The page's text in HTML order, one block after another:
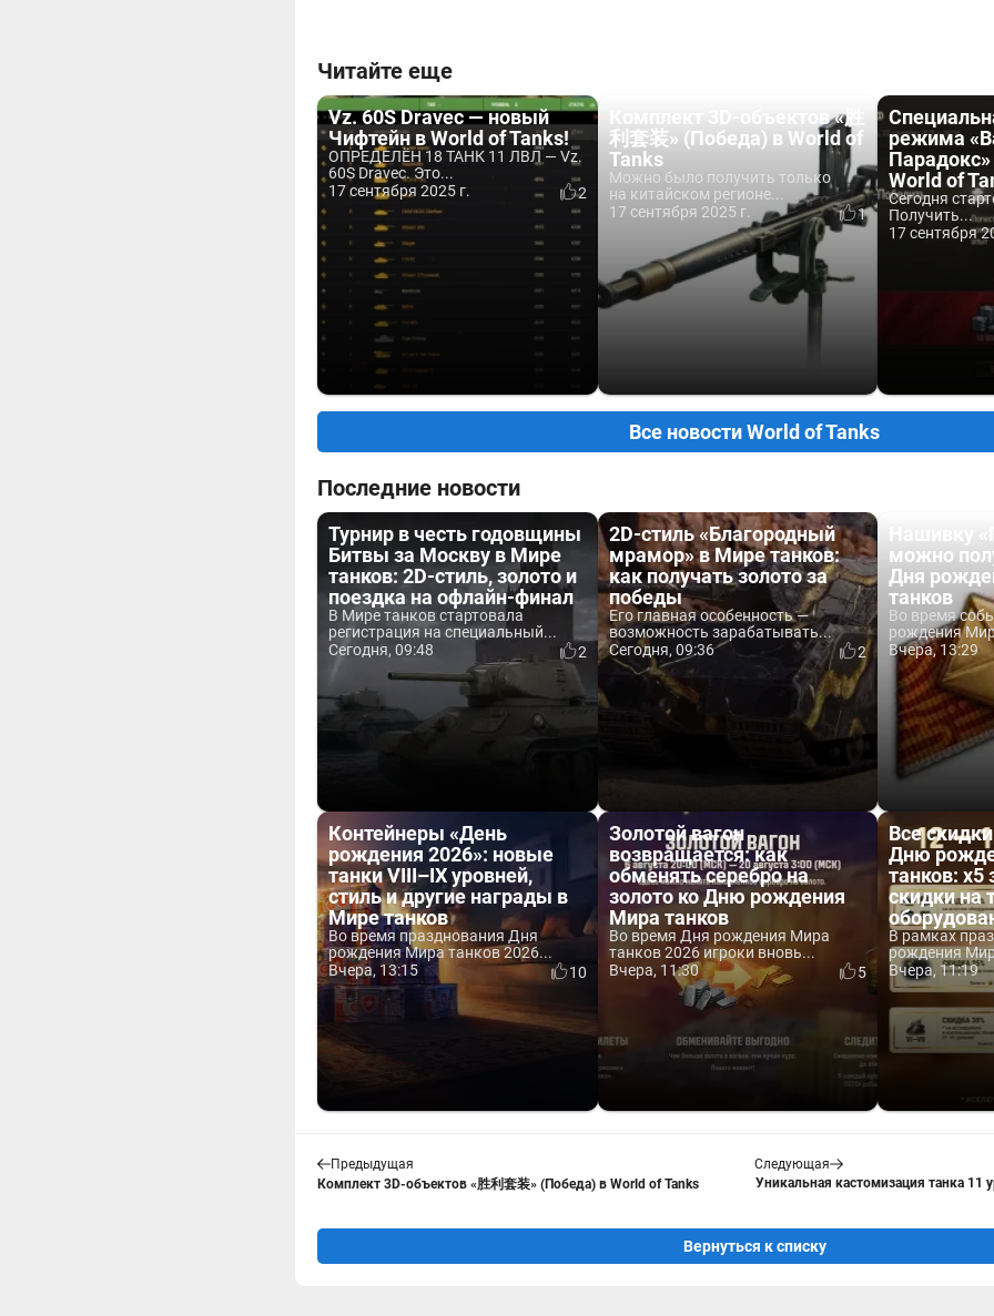
Читайте еще
Vz. 60S Dravec — новый
Чифтейн в World of Tanks!
ОПРЕДЕЛЁН 18 ТАНК 11 ЛВЛ — Vz.
60S Dravec. Это...
17 сентября 2025 г.
2
Комплект 3D-объектов «胜
利套装» (Победа) в World of
Tanks
Можно было получить только
на китайском регионе...
17 сентября 2025 г.
1
режима
World of
Сегодня
Получить...
17 сентября
Все новости World of Tanks
Последние новости
Турнир в честь годовщины
Битвы за Москву в Мире
танков: 2D-стиль, золото и
поездка на офлайн-финал
В Мире танков стартовала
регистрация на специальный...
Сегодня, 09:48
2
2D-стиль «Благородный
мрамор» в Мире танков:
как получать золото за
победы
Его главная особенность —
возможность зарабатывать...
Сегодня, 09:36
2
Нашивку
можно
Дня
танков
Во время
рождения
Вчера, 13:29
Контейнеры «День
рождения 2026»: новые
танки VIII–IX уровней,
стиль и другие награды в
Мире танков
Во время празднования Дня
рождения Мира танков 2026...
Вчера, 13:15
10
Золотой вагон
возвращается: как
обменять серебро на
золото ко Дню рождения
Мира танков
Во время Дня рождения Мира
танков 2026 игроки вновь...
Вчера, 11:30
5
Все
Дню
танков: x5
скидки на
В рамках
рождения
Вчера, 11:19
Предыдущая
Комплект 3D-объектов «胜利套装» (Победа) в World of Tanks
Следующая
Уникальная кастомизация танка 11
Вернуться к списку